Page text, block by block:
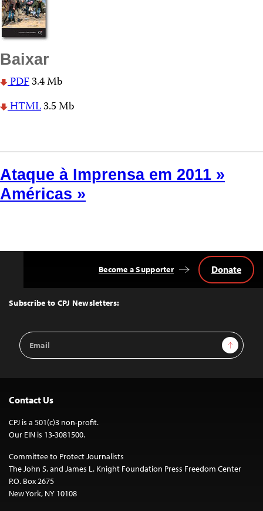
Baixar
PDF3.4 Mb
HTML3.5 Mb
Ataque à Imprensa em 2011 »
Américas »
Top
Subscribe to CPJ Newsletters:
Email
Address
Sign Up
Become a Supporter Donate
Contact Us
CPJ is a 501(c)3 non-profit.
Our EIN is 13-3081500.
Committee to Protect Journalists
The John S. and James L. Knight Foundation Press Freedom Center
P.O. Box 2675
New York, NY 10108